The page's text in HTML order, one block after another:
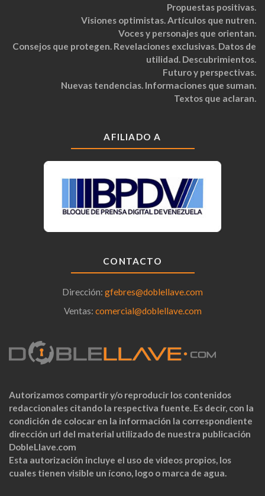
Propuestas positivas.
Visiones optimistas. Artículos que nutren.
Voces y personajes que orientan.
Consejos que protegen. Revelaciones exclusivas. Datos de
utilidad. Descubrimientos.
Futuro y perspectivas.
Nuevas tendencias. Informaciones que suman.
Textos que aclaran.
AFILIADO A
CONTACTO
Dirección: gfebres@doblellave.com
Ventas: comercial@doblellave.com
Autorizamos compartir y/o reproducir los contenidos
redaccionales citando la respectiva fuente. Es decir, con la
condición de colocar en la información la correspondiente
dirección url del material utilizado de nuestra publicación
DobleLlave.com
Esta autorización incluye el uso de videos propios, los
cuales tienen visible un ícono, logo o marca de agua.